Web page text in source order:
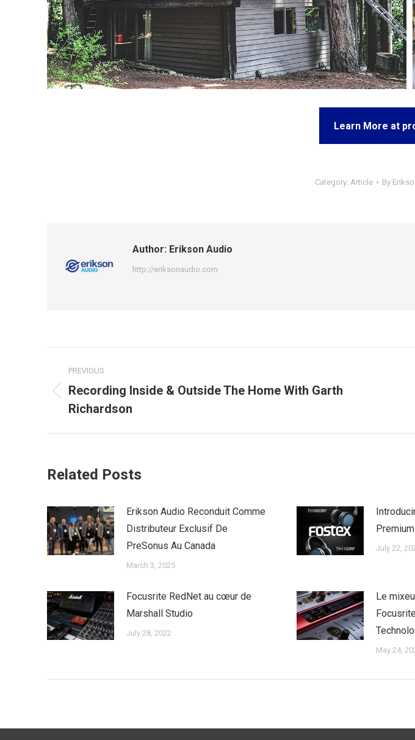
Learn More at
Category: Article By
Author: Erikson Audio
http://eriksonaudio.com
navigation
PREVIOUS
Previous
post:
Recording Inside & Outside The Home With Garth
Richardson
Related Posts
Erikson Audio Reconduit Comme
Distributeur Exclusif De
PreSonus Au Canada
March 3, 2025
July 22,
Focusrite RedNet au cœur de
Marshall Studio
July 28, 2022
Le
May 24,